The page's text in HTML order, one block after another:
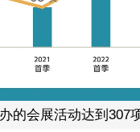
的会展活动达到307